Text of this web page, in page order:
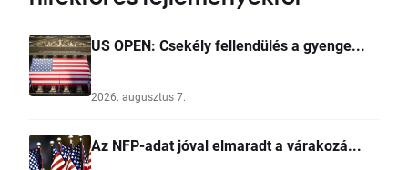
US OPEN: Csekély fellendülés a gyenge...
2026. augusztus 7.
Az NFP-adat jóval elmaradt a várakozá...